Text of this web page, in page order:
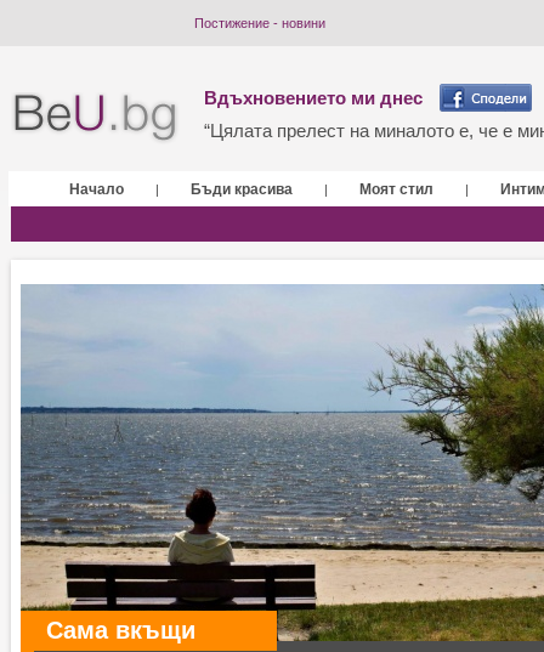
Постижение - новини
Вдъхновението ми днес
“Цялата прелест на миналото е, че е
Начало | Бъди красива | Моят стил |
Сама вкъщи